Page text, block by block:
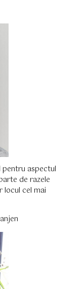
aspectul
de razele
locul cel mai